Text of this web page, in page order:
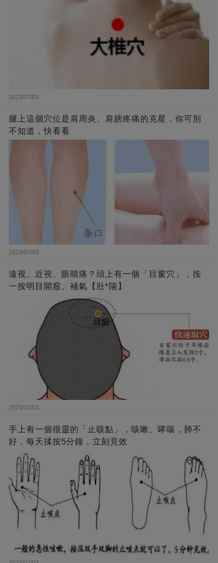
2023/07/03
腿上這個穴位是肩周炎、肩膀疼痛的克星，你可別
不知道，快看看
2023/07/03
遠視、近視、眼睛痛？頭上有一個「目窗穴」，按
一按明目開竅、補氣【壯*陽】
2023/07/03
手上有一個很靈的「止咳點」，咳嗽、哮喘，肺不
好，每天揉按5分鐘，立刻見效